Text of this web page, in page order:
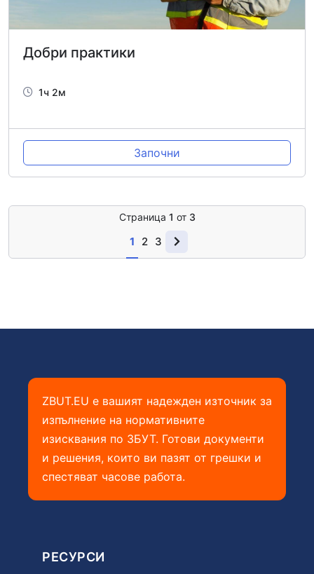
Добри практики
1ч 2м
Започни
Страница 1 от 3
1 2 3
ZBUT.EU е вашият надежден източник за
изпълнение на нормативните
изисквания по ЗБУТ. Готови документи
и решения, които ви пазят от грешки и
спестяват часове работа.
РЕСУРСИ